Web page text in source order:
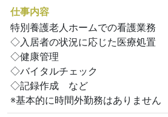
仕事内容
特別養護老人ホームでの看護業務
◇入居者の状況に応じた医療処置
◇健康管理
◇バイタルチェック
◇記録作成 など
※基本的に時間外勤務はありません